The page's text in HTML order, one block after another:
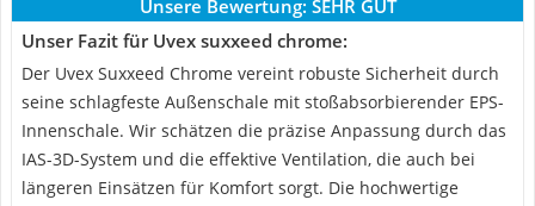
Unsere Bewertung: SEHR GUT
Unser Fazit für Uvex suxxeed chrome:
Der Uvex Suxxeed Chrome vereint robuste Sicherheit durch
seine schlagfeste Außenschale mit stoßabsorbierender EPS-
Innenschale. Wir schätzen die präzise Anpassung durch das
IAS-3D-System und die effektive Ventilation, die auch bei
längeren Einsätzen für Komfort sorgt. Die hochwertige